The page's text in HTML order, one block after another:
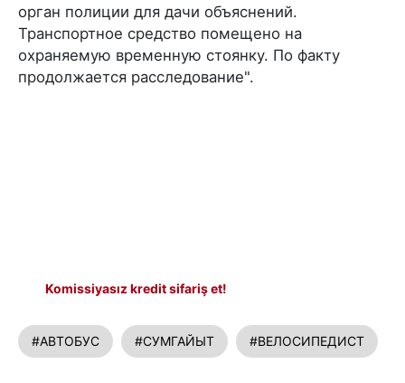
орган полиции для дачи объяснений.
Транспортное средство помещено на
охраняемую временную стоянку. По факту
продолжается расследование".
Komissiyasız kredit sifariş et!
#АВТОБУС #СУМГАЙЫТ #ВЕЛОСИПЕДИСТ